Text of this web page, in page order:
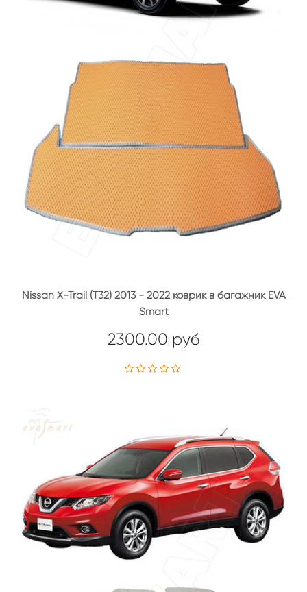
Nissan X-Trail (T32) 2013 - 2022 коврик в багажник EVA
Smart
2300.00 руб